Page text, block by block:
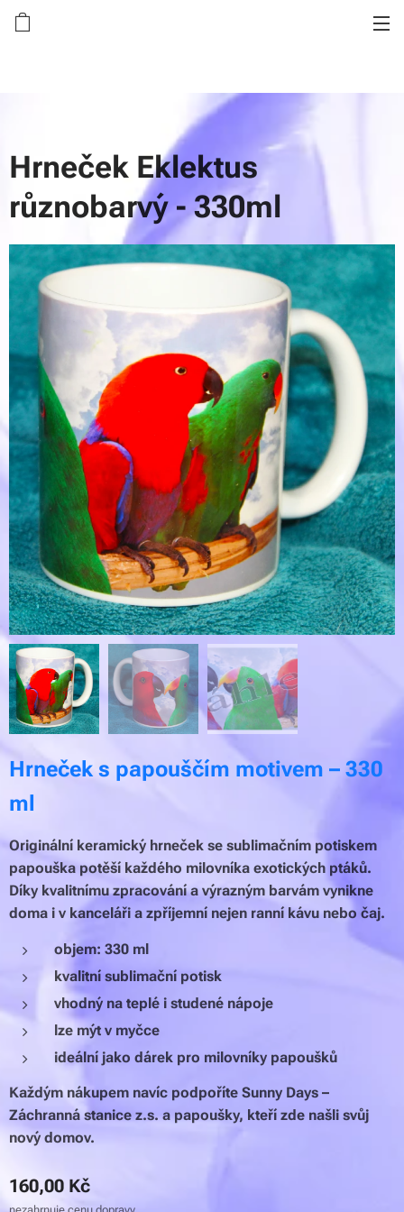
Hrneček Eklektus
různobarvý - 330ml
Hrneček s papouščím motivem – 330
ml
Originální keramický hrneček se sublimačním potiskem
papouška potěší každého milovníka exotických ptáků.
Díky kvalitnímu zpracování a výrazným barvám vynikne
doma i v kanceláři a zpříjemní nejen ranní kávu nebo čaj.
objem: 330 ml
kvalitní sublimační potisk
vhodný na teplé i studené nápoje
lze mýt v myčce
ideální jako dárek pro milovníky papoušků
Každým nákupem navíc podpoříte Sunny Days –
Záchranná stanice z.s. a papoušky, kteří zde našli svůj
nový domov.
160,00 Kč